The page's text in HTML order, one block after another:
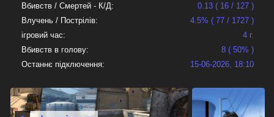
Вбивств / Смертей - К/Д:
Влучень / Пострілів:
ігровий час:
Вбивств в голову:
Останнє підключення:
0.13 ( 16 / 127 )
4.5% ( 77 / 1727 )
4 г.
8 ( 50% )
15-06-2026, 18:10